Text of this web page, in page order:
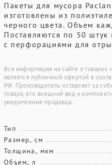
Пакеты для мусора
изготовлены из
черного цвета. Объем
Поставляются по 50 штук
с перфорациями для
Вся информация на сайте о товарах
является публичной офертой в
РФ. Производитель оставляет за
товара, его внешний вид и
уведомления продавца.
Тип
Размер, см
Толщина, мкм
Объем, л